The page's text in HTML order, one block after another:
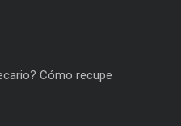
Cómo recupe